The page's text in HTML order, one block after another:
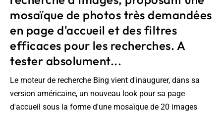
mosaïque de photos très demandées
en page d'accueil et des filtres
efficaces pour les recherches. A
tester absolument...
Le moteur de recherche Bing vient d'inaugurer, dans sa
version américaine, un nouveau look pour sa page
d'accueil sous la forme d'une mosaïque de 20 images